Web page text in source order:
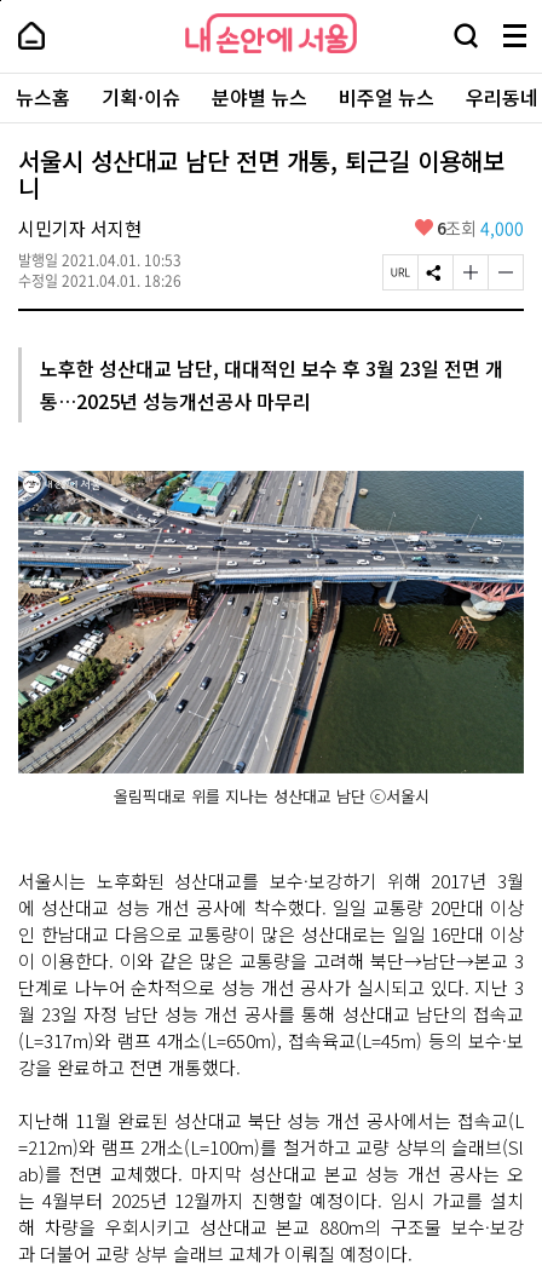
본
로
가
내
손
안
에
서
울
-
서
울
시
대
표
소
통
포
내
손
에
울
검
창
열
기
메
뉴
전
체
보
주
요
서
뉴스홈 기획·이슈 분야별 뉴스 비주얼 뉴스 우리동
서울시 성산대교 남단 전면 개통, 퇴근길 이용해보
니
시민기자 서지현
발행일 2021.04.01. 10:53
수정일 2021.04.01. 18:26
좋
요
6조회 4,000
페
이
R
L
S
N
유
하
글
자
크
게
기
글
자
기
노후한 성산대교 남단, 대대적인 보수 후 3월 23일 전면 개
통…2025년 성능개선공사 마무리
올림픽대로 위를 지나는 성산대교 남단 ⓒ서울시
서울시는 노후화된 성산대교를 보수·보강하기 위해 2017년 3월
에 성산대교 성능 개선 공사에 착수했다. 일일 교통량 20만대 이상
인 한남대교 다음으로 교통량이 많은 성산대로는 일일 16만대 이상
이 이용한다. 이와 같은 많은 교통량을 고려해 북단→남단→본교 3
단계로 나누어 순차적으로 성능 개선 공사가 실시되고 있다. 지난 3
월 23일 자정 남단 성능 개선 공사를 통해 성산대교 남단의 접속교
(L=317m)와 램프 4개소(L=650m), 접속육교(L=45m) 등의 보수·보
강을 완료하고 전면 개통했다.
지난해 11월 완료된 성산대교 북단 성능 개선 공사에서는 접속교(L
=212m)와 램프 2개소(L=100m)를 철거하고 교량 상부의 슬래브(Sl
ab)를 전면 교체했다. 마지막 성산대교 본교 성능 개선 공사는 오
는 4월부터 2025년 12월까지 진행할 예정이다. 임시 가교를 설치
해 차량을 우회시키고 성산대교 본교 880m의 구조물 보수·보강
과 더불어 교량 상부 슬래브 교체가 이뤄질 예정이다.
페
상
단
로